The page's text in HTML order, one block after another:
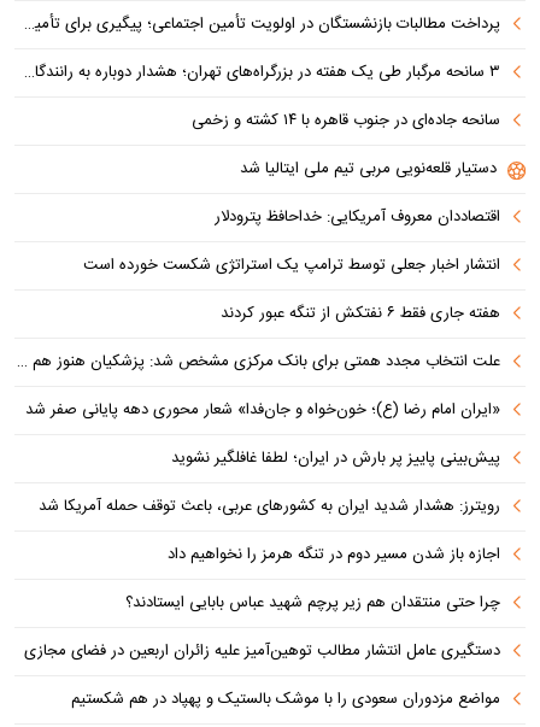
پرداخت مطالبات بازنشستگان در اولویت تأمین اجتماعی؛ پیگیری برای تأمین منابع ادامه دارد
۳ سانحه مرگبار طی یک هفته در بزرگراه‌های تهران؛ هشدار دوباره به رانندگان و عابران
سانحه جاده‌ای در جنوب قاهره با ۱۴ کشته و زخمی
دستیار قلعه‌نویی مربی تیم ملی ایتالیا شد
اقتصاددان معروف آمریکایی: خداحافظ پترودلار
انتشار اخبار جعلی توسط ترامپ یک استراتژی شکست خورده است
هفته جاری فقط ۶ نفتکش از تنگه عبور کردند
علت انتخاب مجدد همتی برای بانک مرکزی مشخص شد: پزشکیان هنوز هم متوجه نشده است چرا همتی استیضاح شد!
«ایران امام رضا (ع)؛ خون‌خواه و جان‌فدا» شعار محوری دهه پایانی صفر شد
پیش‌بینی پاییز پر بارش در ایران؛ لطفا غافلگیر نشوید
رویترز: هشدار شدید ایران به کشورهای عربی، باعث توقف حمله آمریکا شد
اجازه باز شدن مسیر دوم در تنگه هرمز را نخواهیم داد
چرا حتی منتقدان هم زیر پرچم شهید عباس بابایی ایستادند؟
دستگیری عامل انتشار مطالب توهین‌آمیز علیه زائران اربعین در فضای مجازی
مواضع مزدوران سعودی را با موشک بالستیک و پهپاد در هم شکستیم